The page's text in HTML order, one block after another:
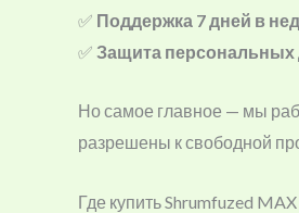
✅ Поддержка 7 дней в
✅ Защита
Но самое главное — мы
разрешены к свободной
Где купить Shrumfuzed